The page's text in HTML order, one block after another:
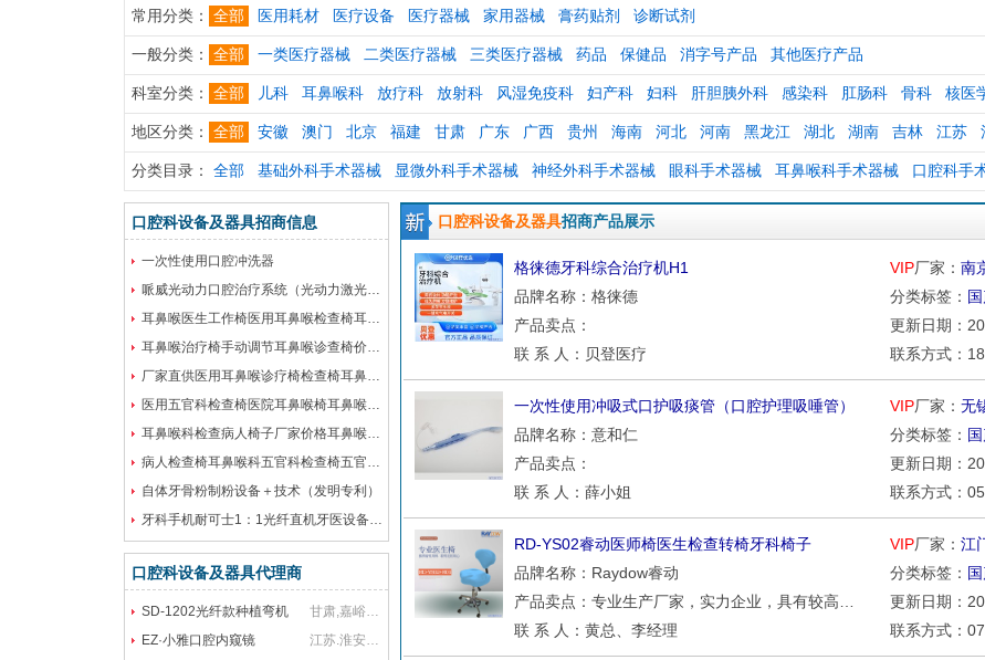
常用分类： 全部 医用耗材 医疗设备 医疗器械 家用器械 膏药贴剂 诊断试剂
一般分类： 全部 一类医疗器械 二类医疗器械 三类医疗器械 药品 保健品 消字号产品 其他医疗产品
科室分类： 全部 儿科 耳鼻喉科 放疗科 放射科 风湿免疫科 妇产科 妇科 肝胆胰外科 感染科 肛肠科 骨科 核医
地区分类： 全部 安徽 澳门 北京 福建 甘肃 广东 广西 贵州 海南 河北 河南 黑龙江 湖北 湖南 吉林 江苏
分类目录： 全部 基础外科手术器械 显微外科手术器械 神经外科手术器械 眼科手术器械 耳鼻喉科手术器械 口腔科手
口腔科设备及器具招商信息
一次性使用口腔冲洗器
哌威光动力口腔治疗系统（光动力激光口腔治疗仪+一次性使用口腔治疗盒）
耳鼻喉医生工作椅医用耳鼻喉检查椅耳鼻喉综合诊疗椅治疗椅
耳鼻喉治疗椅手动调节耳鼻喉诊查椅价格可谈-江苏新玛
厂家直供医用耳鼻喉诊疗椅检查椅耳鼻喉科用五官科治疗椅
医用五官科检查椅医院耳鼻喉椅耳鼻喉科检查椅直销
耳鼻喉科检查病人椅子厂家价格耳鼻喉科治疗椅检查椅子耳鼻喉科
病人检查椅耳鼻喉科五官科检查椅五官科检查椅治疗椅五官科手术椅子
自体牙骨粉制粉设备＋技术（发明专利）
牙科手机耐可士1：1光纤直机牙医设备技工加工1年质保
口腔科设备及器具代理商
SD-1202光纤款种植弯机 甘肃,嘉峪关,酒泉
杨楠
EZ·小雅口腔内窥镜
江苏.淮安
杨钢
口腔科设备及器具招商产品展示
格徕德牙科综合治疗机H1 VIP厂家： 南
品牌名称：格徕德
分类标签：
产品卖点：
更新日期：
联 系 人：贝登医疗
联系方式：
一次性使用冲吸式口护吸痰管（口腔护理吸唾管） VIP厂家： 无
品牌名称：意和仁
分类标签：
产品卖点：
更新日期：
联 系 人：薛小姐
联系方式：
RD-YS02睿动医师椅医生检查转椅牙科椅子 VIP厂家： 江
品牌名称：Raydow睿动
分类标签：
更新日期：
联 系 人：黄总、李经理